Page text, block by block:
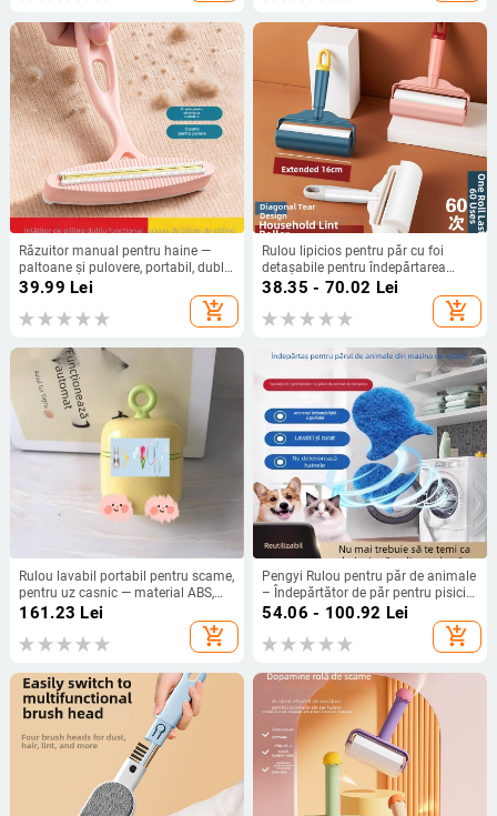
Răzuitor manual pentru haine —
paltoane și pulovere, portabil, dublă
utilizare, corp din polipropilenă
39.99 Lei
add_shopping_cart
Rulou lipicios pentru păr cu foi
detașabile pentru îndepărtarea
părului
38.35 - 70.02 Lei
add_shopping_cart
Rulou lavabil portabil pentru scame,
pentru uz casnic — material ABS,
brand JUXIN, lansare 2025, stil
161.23 Lei
add_shopping_cart
Pengyi Rulou pentru păr de animale
– Îndepărtător de păr pentru pisici
și câini, instrument de curățare cu
adeziv, stil modern minimalist,
model Small Fish Lint Roller
54.06 - 100.92 Lei
add_shopping_cart